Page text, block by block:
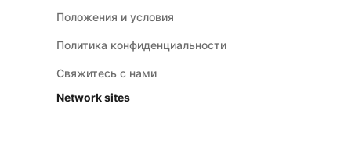
Положения и условия
Политика конфиденциальности
Свяжитесь с нами
Network sites